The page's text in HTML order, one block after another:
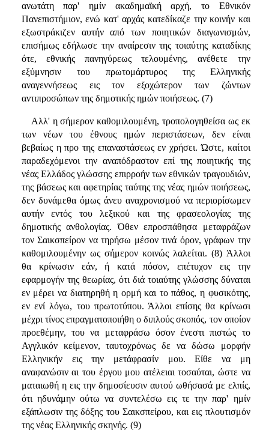
ανωτάτη παρ' ημίν ακαδημαϊκή αρχή, το Εθνικόν
Πανεπιστήμιον, ενώ κατ' αρχάς κατεδίκαζε την κοινήν και
εξωστράκιζεν αυτήν από των ποιητικών διαγωνισμών,
επισήμως εδήλωσε την αναίρεσιν της τοιαύτης καταδίκης
ότε, εθνικής πανηγύρεως τελουμένης, ανέθετε την
εξύμνησιν του πρωτομάρτυρος της Ελληνικής
αναγεννήσεως εις τον εξοχώτερον των ζώντων
αντιπροσώπων της δημοτικής ημών ποιήσεως. (7)
Αλλ' η σήμερον καθομιλουμένη, τροπολογηθείσα ως εκ
των νέων του έθνους ημών περιστάσεων, δεν είναι
βεβαίως η προ της επαναστάσεως εν χρήσει. Ώστε, καίτοι
παραδεχόμενοι την αναπόδραστον επί της ποιητικής της
νέας Ελλάδος γλώσσης επιρροήν των εθνικών τραγουδιών,
της βάσεως και αφετηρίας ταύτης της νέας ημών ποιήσεως,
δεν δυνάμεθα όμως άνευ αναχρονισμού να περιορίσωμεν
αυτήν εντός του λεξικού και της φρασεολογίας της
δημοτικής ανθολογίας. Όθεν επροσπάθησα μεταφράζων
τον Σαικσπείρον να τηρήσω μέσον τινά όρον, γράφων την
καθομιλουμένην ως σήμερον κοινώς λαλείται. (8) Άλλοι
θα κρίνωσιν εάν, ή κατά πόσον, επέτυχον εις την
εφαρμογήν της θεωρίας, ότι διά τοιαύτης γλώσσης δύναται
εν μέρει να διατηρηθή η ορμή και το πάθος, η φυσικότης,
εν ενί λόγω, του πρωτοτύπου. Άλλοι επίσης θα κρίνωσι
μέχρι τίνος επραγματοποιήθη ο διπλούς σκοπός, τον οποίον
προεθέμην, του να μεταφράσω όσον ένεστι πιστώς το
Αγγλικόν κείμενον, ταυτοχρόνως δε να δώσω μορφήν
Ελληνικήν εις την μετάφρασίν μου. Είθε να μη
αναφανώσιν αι του έργου μου ατέλειαι τοσαύται, ώστε να
ματαιωθή η εις την δημοσίευσιν αυτού ωθήσασά με ελπίς,
ότι ηδυνάμην ούτω να συντελέσω εις τε την παρ' ημίν
εξάπλωσιν της δόξης του Σαικσπείρου, και εις πλουτισμόν
της νέας Ελληνικής σκηνής. (9)